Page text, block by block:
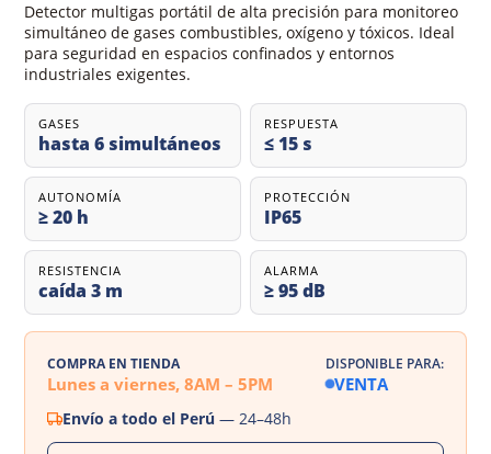
Detector multigas portátil de alta precisión para monitoreo
simultáneo de gases combustibles, oxígeno y tóxicos. Ideal
para seguridad en espacios confinados y entornos
industriales exigentes.
GASES
hasta 6 simultáneos
RESPUESTA
≤ 15 s
AUTONOMÍA
≥ 20 h
PROTECCIÓN
IP65
RESISTENCIA
caída 3 m
ALARMA
≥ 95 dB
COMPRA EN TIENDA
Lunes a viernes, 8AM – 5PM
DISPONIBLE PARA:
VENTA
Envío a todo el Perú — 24–48h